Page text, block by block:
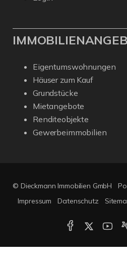
Eigentumswohnungen
Häuser zum Kauf
Grundstücke
Mietangebote
Renditeobjekte
Gewerbeimmobilien
© Dieckmann Immobilien GmbH
Impressum
Datenschutz